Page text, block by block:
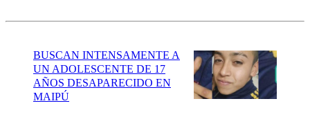
BUSCAN INTENSAMENTE A
UN ADOLESCENTE DE 17
AÑOS DESAPARECIDO EN
MAIPÚ